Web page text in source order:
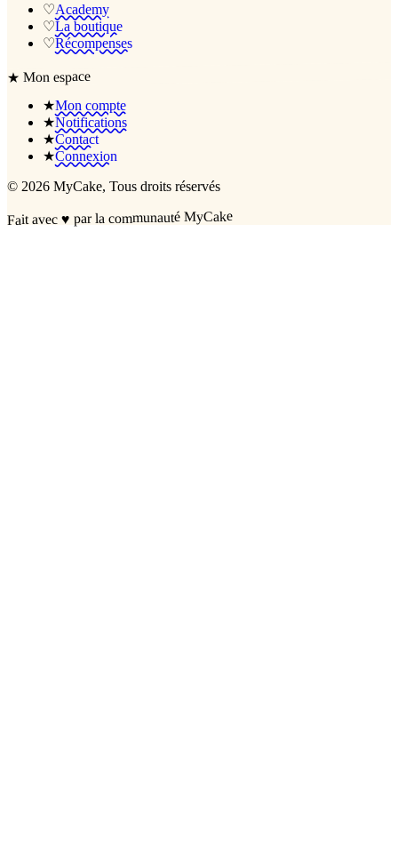
♡Academy
♡La boutique
♡Récompenses
★Mon espace
★Mon compte
★Notifications
★Contact
★Connexion
© 2026 MyCake, Tous droits réservés
Fait avec♥ par la communauté MyCake